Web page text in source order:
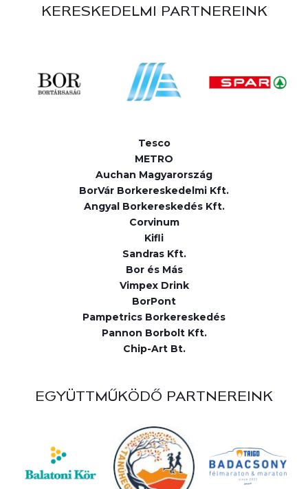
KERESKEDELMI PARTNEREINK
Tesco
METRO
Auchan Magyarország
BorVár Borkereskedelmi Kft.
Angyal Borkereskedés Kft.
Corvinum
Kifli
Sandras Kft.
Bor és Más
Vimpex Drink
BorPont
Pampetrics Borkereskedés
Pannon Borbolt Kft.
Chip-Art Bt.
EGYÜTTMŰKÖDŐ PARTNEREINK